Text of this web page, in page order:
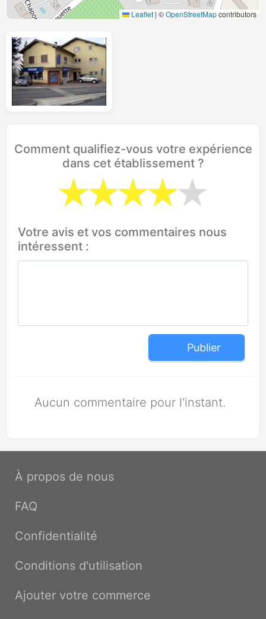
Leaflet | ©OpenStreetMapcontributors
Comment qualifiez-vous votre expérience
dans cet établissement ?
Votre avis et vos commentaires nous
intéressent :
Publier
Aucun commentaire pour l'instant.
À propos de nous
FAQ
Confidentialité
Conditions d'utilisation
Ajouter votre commerce